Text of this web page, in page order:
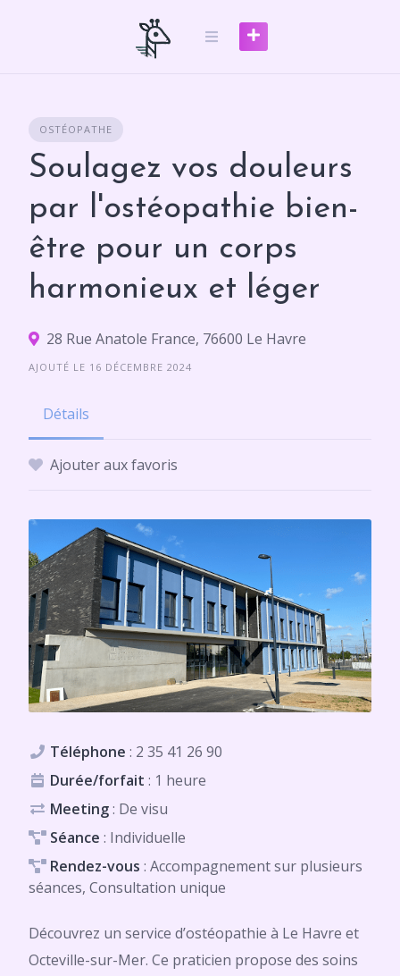
OSTÉOPATHE
Soulagez vos douleurs
par l'ostéopathie bien-
être pour un corps
harmonieux et léger
28 Rue Anatole France, 76600 Le Havre
AJOUTÉ LE 16 DÉCEMBRE 2024
Détails
Ajouter aux favoris
Téléphone : 2 35 41 26 90
Durée/forfait : 1 heure
Meeting: De visu
Séance : Individuelle
Rendez-vous : Accompagnement sur plusieurs
séances, Consultation unique
Découvrez un service d’ostéopathie à Le Havre et
Octeville-sur-Mer. Ce praticien propose des soins